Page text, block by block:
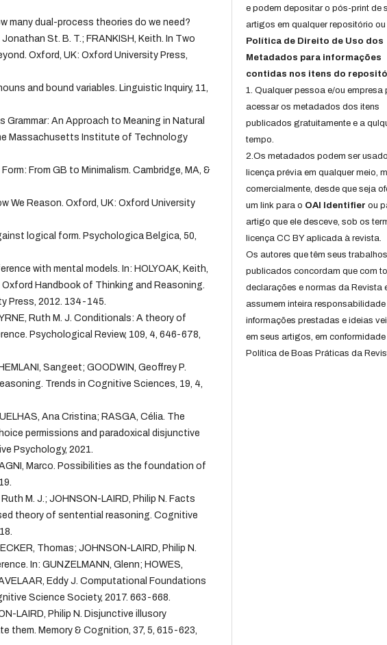
many dual-process theories do we need?
St. B. T.; FRANKISH, Keith. In Two
Oxford, UK: Oxford University Press,
and bound variables. Linguistic Inquiry, 11,
Grammar: An Approach to Meaning in Natural
Massachusetts Institute of Technology
From GB to Minimalism. Cambridge, MA, &
We Reason. Oxford, UK: Oxford University
logical form. Psychologica Belgica, 50,
with mental models. In: HOLYOAK, Keith,
Oxford Handbook of Thinking and Reasoning.
Press, 2012. 134-145.
Ruth M. J. Conditionals: A theory of
Psychological Review, 109, 4, 646-678,
Sangeet; GOODWIN, Geoffrey P.
Trends in Cognitive Sciences, 19, 4,
Ana Cristina; RASGA, Célia. The
permissions and paradoxical disjunctive
Psychology, 2021.
Marco. Possibilities as the foundation of
M. J.; JOHNSON-LAIRD, Philip N. Facts
theory of sentential reasoning. Cognitive
Thomas; JOHNSON-LAIRD, Philip N.
In: GUNZELMANN, Glenn; HOWES,
Eddy J. Computational Foundations
Science Society, 2017. 663-668.
LAIRD, Philip N. Disjunctive illusory
them. Memory & Cognition, 37, 5, 615-623,
e podem depositar o pós-print de
artigos em qualquer repositório ou
Política de Direito de Uso dos
Metadados para informações
contidas nos itens do
1. Qualquer pessoa e/ou empresa
acessar os metadados dos itens
publicados gratuitamente e a
tempo.
2.Os metadados podem ser
licença prévia em qualquer meio,
comercialmente, desde que seja
um link para o OAI Identifier ou
artigo que ele desceve, sob os
licença CC BY aplicada à revista.
Os autores que têm seus trabalhos
publicados concordam que com
declarações e normas da Revista
assumem inteira responsabilidade
informações prestadas e ideias
em seus artigos, em
Política de Boas Práticas da